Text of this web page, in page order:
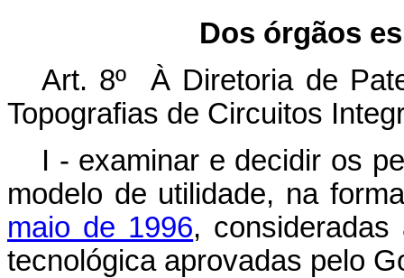
Dos órgãos
Art. 8º À Diretoria de
Topografias de Circuitos
I - examinar e decidir os
modelo de utilidade, na
maio de 1996,
tecnológica aprovadas pelo